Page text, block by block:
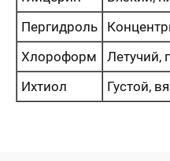
Пергидроль
Хлороформ
Летучий,
Ихтиол
Густой,